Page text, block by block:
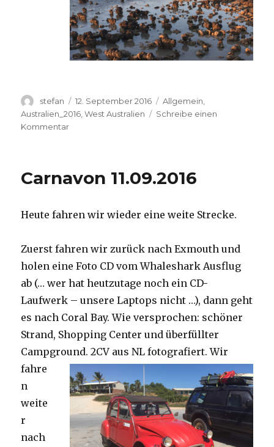
Autor
stefan
Veröffentlicht
am
12. September 2016 Kategorien
Allgemein
Australien_2016 ,West Australien
Schreibe einen
Kommentarzu
Carnavon 11.09.2016
Heute fahren wir wieder eine weite Strecke.
Zuerst fahren wir zurück nach Exmouth und
holen eine Foto CD vom Whaleshark Ausflug
ab (… wer hat heutzutage noch ein CD-
Laufwerk – unsere Laptops nicht …), dann geht
es nach Coral Bay. Wie versprochen: schöner
Strand, Shopping Center und überfüllter
Campground.2CV aus NL fotografiert. Wir
fahre
n
weite
r
nach